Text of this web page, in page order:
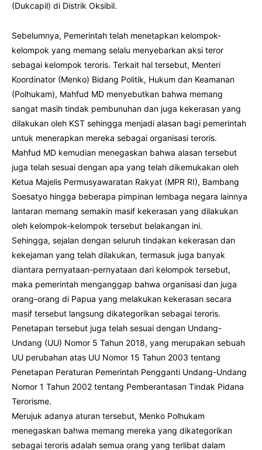
(Dukcapil) di Distrik Oksibil.
Sebelumnya, Pemerintah telah menetapkan kelompok-
kelompok yang memang selalu menyebarkan aksi teror
sebagai kelompok teroris. Terkait hal tersebut, Menteri
Koordinator (Menko) Bidang Politik, Hukum dan Keamanan
(Polhukam), Mahfud MD menyebutkan bahwa memang
sangat masih tindak pembunuhan dan juga kekerasan yang
dilakukan oleh KST sehingga menjadi alasan bagi pemerintah
untuk menerapkan mereka sebagai organisasi teroris.
Mahfud MD kemudian menegaskan bahwa alasan tersebut
juga telah sesuai dengan apa yang telah dikemukakan oleh
Ketua Majelis Permusyawaratan Rakyat (MPR RI), Bambang
Soesatyo hingga beberapa pimpinan lembaga negara lainnya
lantaran memang semakin masif kekerasan yang dilakukan
oleh kelompok-kelompok tersebut belakangan ini.
Sehingga, sejalan dengan seluruh tindakan kekerasan dan
kekejaman yang telah dilakukan, termasuk juga banyak
diantara pernyataan-pernyataan dari kelompok tersebut,
maka pemerintah menganggap bahwa organisasi dan juga
orang-orang di Papua yang melakukan kekerasan secara
masif tersebut langsung dikategorikan sebagai teroris.
Penetapan tersebut juga telah sesuai dengan Undang-
Undang (UU) Nomor 5 Tahun 2018, yang merupakan sebuah
UU perubahan atas UU Nomor 15 Tahun 2003 tentang
Penetapan Peraturan Pemerintah Pengganti Undang-Undang
Nomor 1 Tahun 2002 tentang Pemberantasan Tindak Pidana
Terorisme.
Merujuk adanya aturan tersebut, Menko Polhukam
menegaskan bahwa memang mereka yang dikategorikan
sebagai teroris adalah semua orang yang terlibat dalam